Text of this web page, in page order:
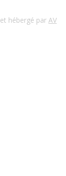
hébergé par AV